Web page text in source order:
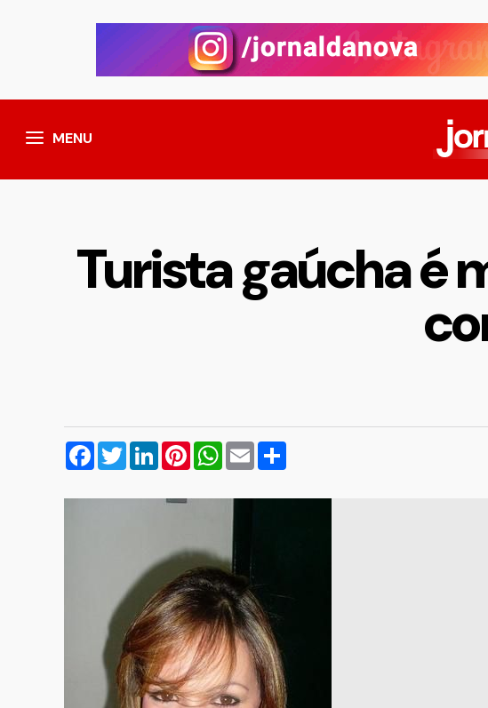
MENU
Turista gaúcha é
Facebook
TwitterLinkedInPinterestWhatsApp
Email